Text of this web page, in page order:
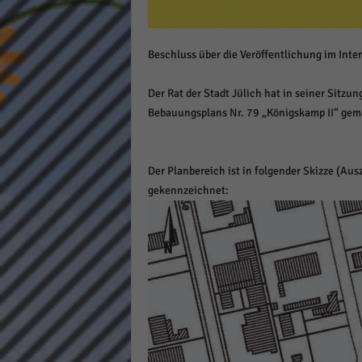
Beschluss über die Veröffentlichung im
Der Rat der Stadt Jülich hat in seiner
Bebauungsplans Nr. 79 „Königskamp II“
Der Planbereich ist in folgender Skizze
gekennzeichnet:
wie